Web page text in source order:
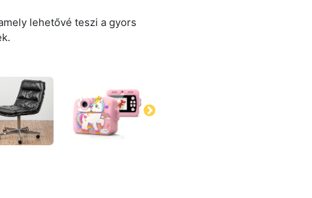
lehetővé teszi a gyors